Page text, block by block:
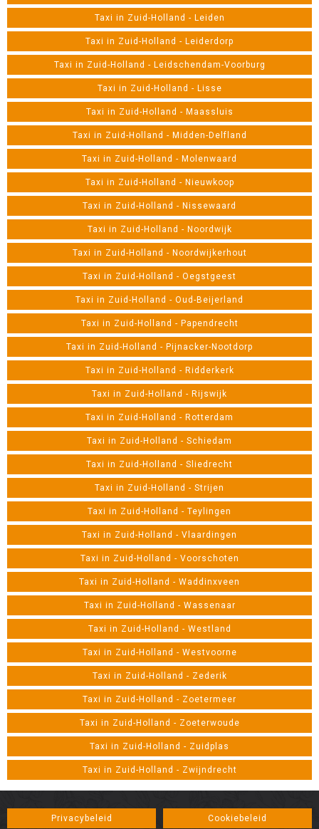
Taxi in Zuid-Holland - Leiden
Taxi in Zuid-Holland - Leiderdorp
Taxi in Zuid-Holland - Leidschendam-Voorburg
Taxi in Zuid-Holland - Lisse
Taxi in Zuid-Holland - Maassluis
Taxi in Zuid-Holland - Midden-Delfland
Taxi in Zuid-Holland - Molenwaard
Taxi in Zuid-Holland - Nieuwkoop
Taxi in Zuid-Holland - Nissewaard
Taxi in Zuid-Holland - Noordwijk
Taxi in Zuid-Holland - Noordwijkerhout
Taxi in Zuid-Holland - Oegstgeest
Taxi in Zuid-Holland - Oud-Beijerland
Taxi in Zuid-Holland - Papendrecht
Taxi in Zuid-Holland - Pijnacker-Nootdorp
Taxi in Zuid-Holland - Ridderkerk
Taxi in Zuid-Holland - Rijswijk
Taxi in Zuid-Holland - Rotterdam
Taxi in Zuid-Holland - Schiedam
Taxi in Zuid-Holland - Sliedrecht
Taxi in Zuid-Holland - Strijen
Taxi in Zuid-Holland - Teylingen
Taxi in Zuid-Holland - Vlaardingen
Taxi in Zuid-Holland - Voorschoten
Taxi in Zuid-Holland - Waddinxveen
Taxi in Zuid-Holland - Wassenaar
Taxi in Zuid-Holland - Westland
Taxi in Zuid-Holland - Westvoorne
Taxi in Zuid-Holland - Zederik
Taxi in Zuid-Holland - Zoetermeer
Taxi in Zuid-Holland - Zoeterwoude
Taxi in Zuid-Holland - Zuidplas
Taxi in Zuid-Holland - Zwijndrecht
Privacybeleid Cookiebeleid